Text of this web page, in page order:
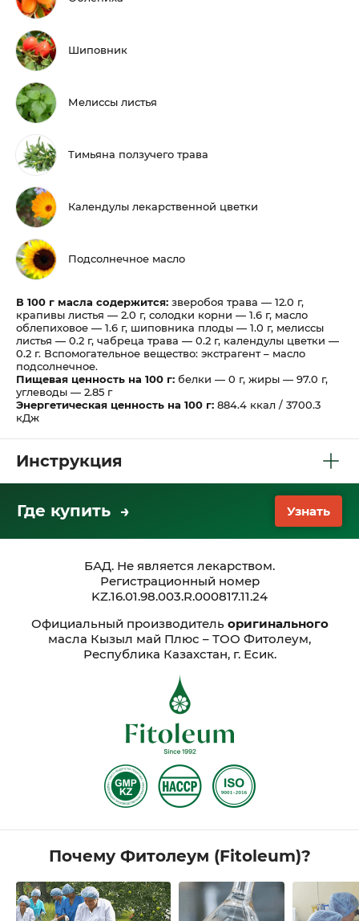
Шиповник
Мелиссы листья
Тимьяна ползучего трава
Календулы лекарственной цветки
Подсолнечное масло
В 100 г масла содержится: зверобоя трава — 12.0 г,
крапивы листья — 2.0 г, солодки корни — 1.6 г, масло
облепиховое — 1.6 г, шиповника плоды — 1.0 г, мелиссы
листья — 0.2 г, чабреца трава — 0.2 г, календулы цветки —
0.2 г. Вспомогательное вещество: экстрагент – масло
подсолнечное.
Пищевая ценность на 100 г: белки — 0 г, жиры — 97.0 г,
углеводы — 2.85 г
Энергетическая ценность на 100 г: 884.4 ккал / 3700.3
кДж
Инструкция
Где купить → Узнать
БАД. Не является лекарством.
Регистрационный номер
KZ.16.01.98.003.R.000817.11.24
Официальный производитель оригинального
масла Кызыл май Плюс – ТОО Фитолеум,
Республика Казахстан, г. Есик.
Почему Фитолеум (Fitoleum)?